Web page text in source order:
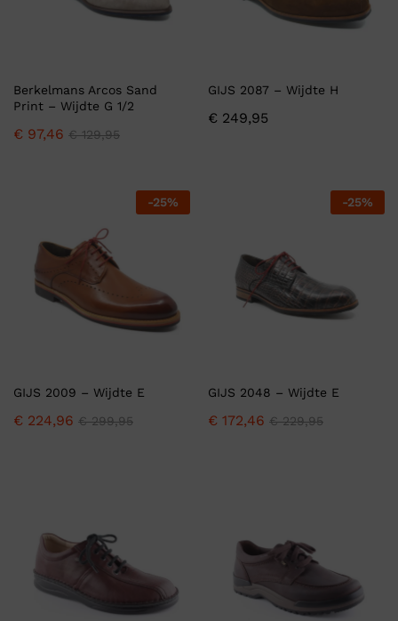
Berkelmans Arcos Sand
Print – Wijdte G 1/2
€ 97,46 €129,95
GIJS 2087 – Wijdte H
€ 249,95
-25%
GIJS 2009 – Wijdte E
€ 224,96 €299,95
-25%
GIJS 2048 – Wijdte E
€ 172,46 €229,95